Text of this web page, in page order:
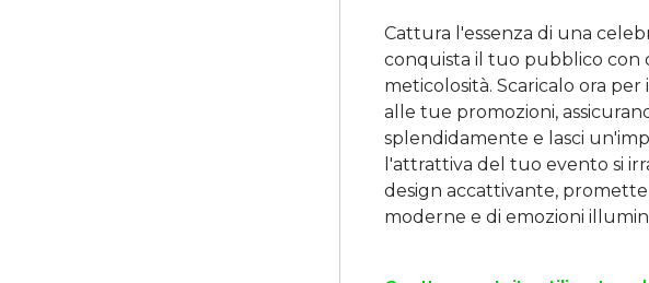
Cattura l'essenza di una
conquista il tuo pubblico con
meticolosità. Scaricalo ora
alle tue promozioni,
splendidamente e lasci
l'attrattiva del tuo evento si
design accattivante,